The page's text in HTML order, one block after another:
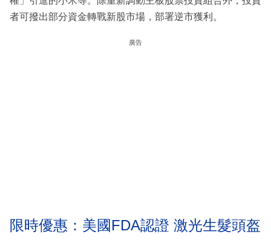
者可撥出部分資金轉戰新股市場，部署逆市獲利。
廣告
限時優惠：美國FDA認證 激光生髮頭盔